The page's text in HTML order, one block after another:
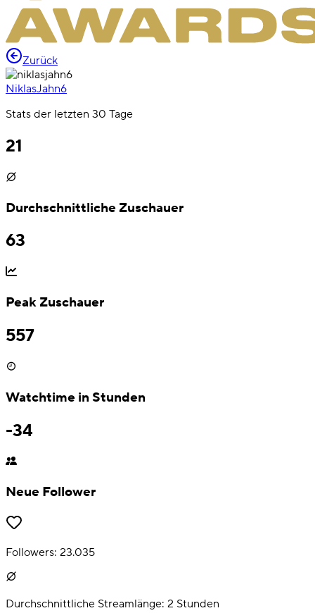
Zurück
NiklasJahn6
Stats der letzten 30 Tage
21
Durchschnittliche Zuschauer
63
Peak Zuschauer
557
Watchtime in Stunden
-34
Neue Follower
Followers: 23.035
Durchschnittliche Streamlänge: 2 Stunden